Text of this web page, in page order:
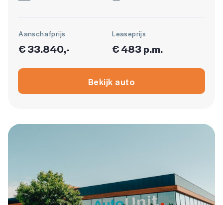
Aanschafprijs
€ 33.840,-
Leaseprijs
€ 483 p.m.
Bekijk auto